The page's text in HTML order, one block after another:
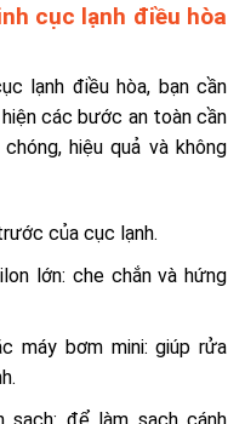
cục lạnh điều hòa
lạnh điều hòa, bạn cần
các bước an toàn cần
hiệu quả và không
của cục lạnh.
lớn: che chắn và hứng
máy bơm mini: giúp rửa